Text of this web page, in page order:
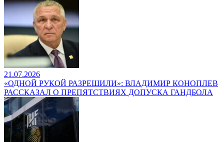
21.07.2026
«ОДНОЙ РУКОЙ РАЗРЕШИЛИ»: ВЛАДИМИР КОНОПЛЕВ
РАССКАЗАЛ О ПРЕПЯТСТВИЯХ ДОПУСКА ГАНДБОЛА